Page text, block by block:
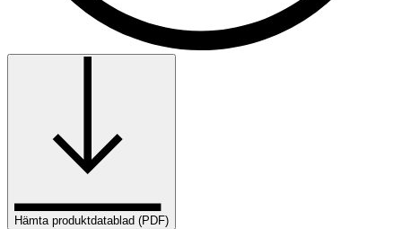
Hämta produktdatablad (PDF)